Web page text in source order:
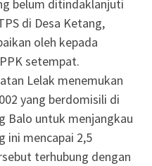
belum ditindaklanjuti
di Desa Ketang,
oleh kepada
setempat.
Lelak menemukan
yang berdomisili di
Balo untuk menjangkau
ini mencapai 2,5
terhubung dengan